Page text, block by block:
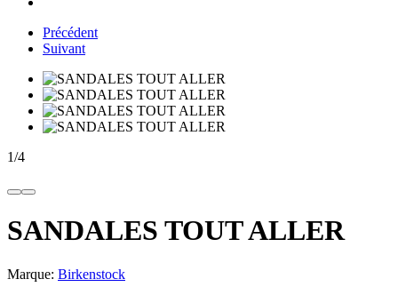
Précédent
Suivant
1/4
SANDALES TOUT ALLER
Marque: Birkenstock